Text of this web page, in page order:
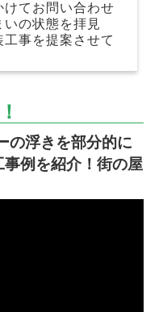
けてお問い合わせ
いの状態を拝見
事を提案させて
の浮きを部分的に
例を紹介！街の屋